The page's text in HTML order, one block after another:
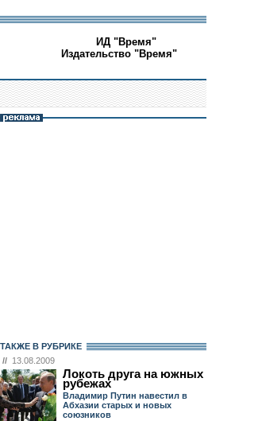
ИД "Время"
Издательство "Время"
ТАКЖЕ В РУБРИКЕ
// 13.08.2009
Локоть друга на южных
рубежах
Владимир Путин навестил в
Абхазии старых и новых
союзников